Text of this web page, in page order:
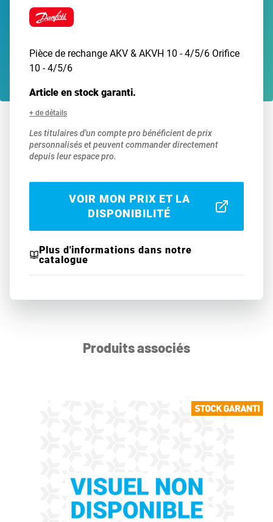
Pièce de rechange AKV & AKVH 10 - 4/5/6 Orifice
10 - 4/5/6
Article en stock garanti.
+ de détails
Les titulaires d'un compte pro bénéficient de prix
personnalisés et peuvent commander directement
depuis leur espace pro.
VOIR MON PRIX ET LA
DISPONIBILITÉ
Plus d'informations dans notre
catalogue
Produits associés